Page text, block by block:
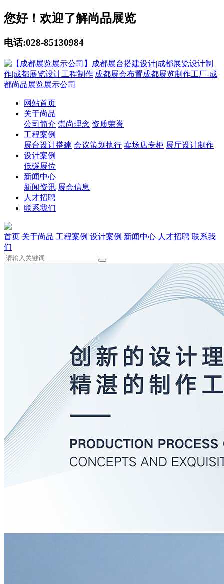
您好！欢迎了解尚品展览
电话:028-85130984
网站首页
关于尚品
公司简介 崇尚理念 资质荣誉
工程案例
展台设计搭建 会议策划执行 卖场店专柜 展厅设计制作
设计案例
低碳展位
新闻中心
新闻资讯 展会信息
人才招聘
联系我们
首页 关于尚品 工程案例 设计案例 新闻中心 人才招聘 联系我
们